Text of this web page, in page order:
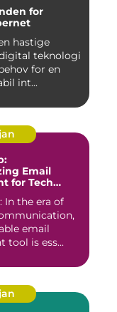
for
hastige
teknologi
for en
int...
Email
for Tech
In the era of
email
tool is ess...